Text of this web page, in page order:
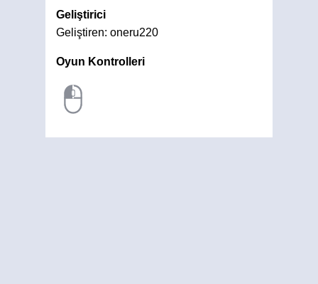
Geliştirici
Geliştiren: oneru220
Oyun Kontrolleri